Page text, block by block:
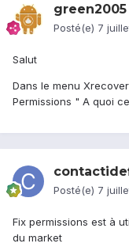
green2005
Posté(e) 7
Salut
Dans le menu
Permissions " A quoi
Posté(e) 7
Fix permissions est à
du market